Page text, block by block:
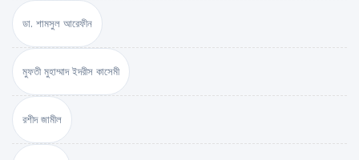
ডা. শামসুল আরেফীন
মুফতী মুহাম্মাদ ইদরীস কাসেমী
রশীদ জামীল